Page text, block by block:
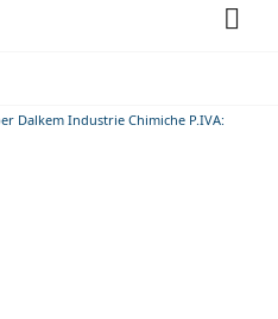

Dalkem Industrie Chimiche P.IVA: